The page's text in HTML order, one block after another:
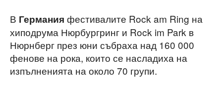
В Германия фестивалите Rock am Ring на
хиподрума Нюрбургринг и Rock im Park в
Нюрнберг през юни събраха над 160 000
фенове на рока, които се насладиха на
изпълненията на около 70 групи.